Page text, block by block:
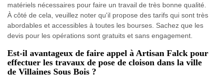
matériels nécessaires pour faire un travail de très bonne qualité.
À côté de cela, veuillez noter qu'il propose des tarifs qui sont très
abordables et accessibles à toutes les bourses. Sachez que les
devis pour les opérations sont gratuits et sans engagement.
Est-il avantageux de faire appel à Artisan Falck pour
effectuer les travaux de pose de cloison dans la ville
de Villaines Sous Bois ?